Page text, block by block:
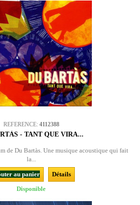
REFERENCE: 4112388
- TANT QUE VIRA...
de Du Bartàs. Une musique acoustique qui fait
la...
au panier
Détails
Disponible